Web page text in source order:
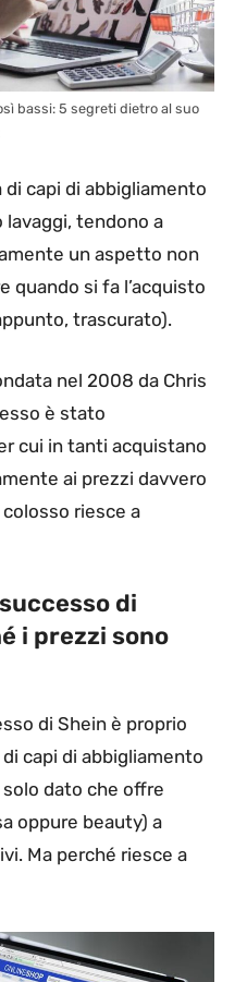
bassi: 5 segreti dietro al suo
capi di abbigliamento
lavaggi, tendono a
un aspetto non
quando si fa l’acquisto
trascurato).
nel 2008 da Chris
è stato
cui in tanti acquistano
ai prezzi davvero
riesce a
di
i prezzi sono
di Shein è proprio
capi di abbigliamento
dato che offre
oppure beauty) a
Ma perché riesce a